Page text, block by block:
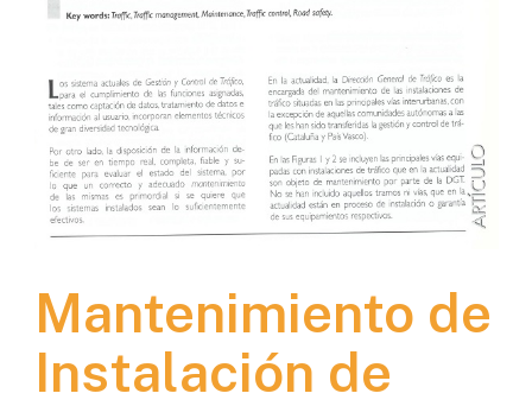
Mantenimiento de
Instalación de